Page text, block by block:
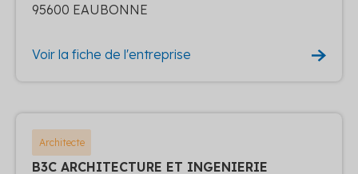
95600 EAUBONNE
Voir la fiche de l'entreprise
Architecte
B3C ARCHITECTURE ET INGENIERIE